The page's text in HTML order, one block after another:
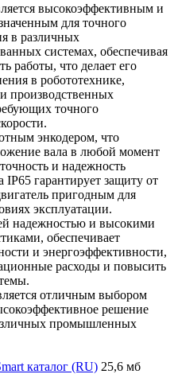
высокоэффективным и
для точного
в различных
системах, обеспечивая
работы, что делает его
в робототехнике,
производственных
точного
энкодером, что
вала в любой момент
и надежность
IP65 гарантирует защиту от
пригодным для
эксплуатации.
надежностью и высокими
обеспечивает
и энергоэффективности,
расходы и повысить
отличным выбором
решение
промышленных
каталог (RU) 25,6 мб